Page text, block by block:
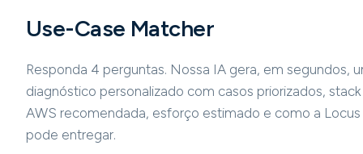
Use-Case Matcher
Responda 4 perguntas. Nossa IA gera, em segundos,
diagnóstico personalizado com casos priorizados, stack
AWS recomendada, esforço estimado e como a Locus
pode entregar.